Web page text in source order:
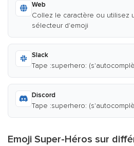
Web
Collez le caractère ou utilisez
sélecteur d'emoji
Slack
Tape :superhero:
Discord
Tape :superhero:
Emoji Super-Héros sur